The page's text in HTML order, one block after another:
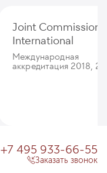
Joint Commission
International
Международная
аккредитация 2018,
+7 495 933-66-55
Заказать звонок